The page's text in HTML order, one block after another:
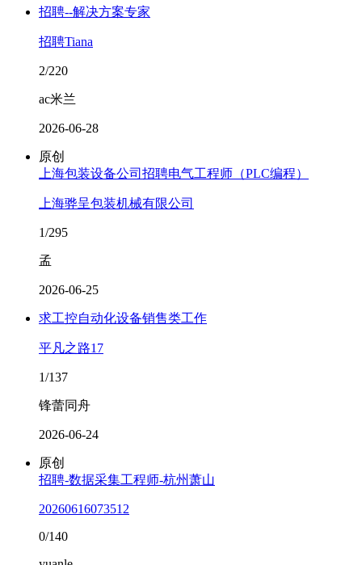
招聘--解决方案专家
招聘Tiana
2/220
ac米兰
2026-06-28
原创
上海包装设备公司招聘电气工程师（PLC编程）
上海骅呈包装机械有限公司
1/295
孟
2026-06-25
求工控自动化设备销售类工作
平凡之路17
1/137
锋蕾同舟
2026-06-24
原创
招聘-数据采集工程师-杭州萧山
20260616073512
0/140